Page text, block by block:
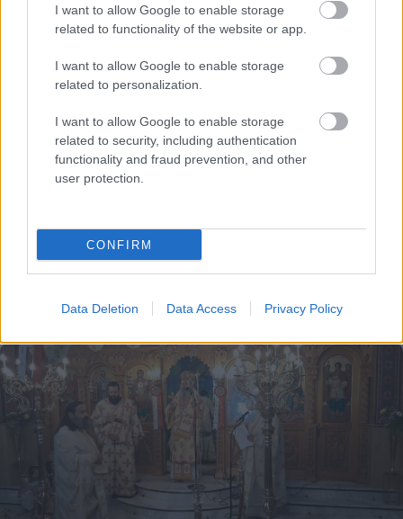
I want to allow Google to enable storage
related to functionality of the website or app.
I want to allow Google to enable storage
related to personalization.
I want to allow Google to enable storage
related to security, including authentication
functionality and fraud prevention, and other
user protection.
CONFIRM
Data Deletion Data Access Privacy Policy
Το άθλημα της μακροζωίας: Χαρίζει έως και 5
επιπλέον χρόνια ζωής
Άνευ προηγουμένου τα pre orders του GTA 6